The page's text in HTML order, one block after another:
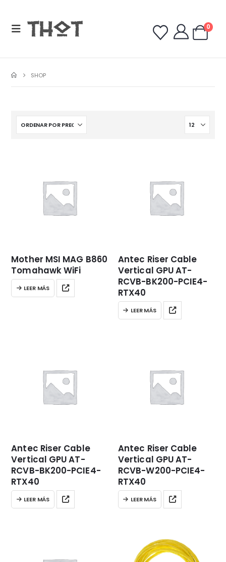
0
SHOP
Mother MSI MAG B860
Tomahawk WiFi
LEER MÁS
Antec Riser Cable
Vertical GPU AT-
RCVB-BK200-PCIE4-
RTX40
LEER MÁS
Antec Riser Cable
Vertical GPU AT-
RCVB-BK200-PCIE4-
RTX40
LEER MÁS
Antec Riser Cable
Vertical GPU AT-
RCVB-W200-PCIE4-
RTX40
LEER MÁS